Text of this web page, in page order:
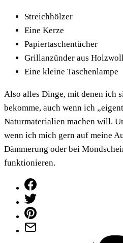
Streichhölzer
Eine Kerze
Papiertaschentücher
Grillanzünder aus
Eine kleine Taschenlampe
Also alles Dinge, mit denen ich
bekomme, auch wenn ich
Naturmaterialien machen will.
wenn ich mich gern auf meine
Dämmerung oder bei
funktionieren.